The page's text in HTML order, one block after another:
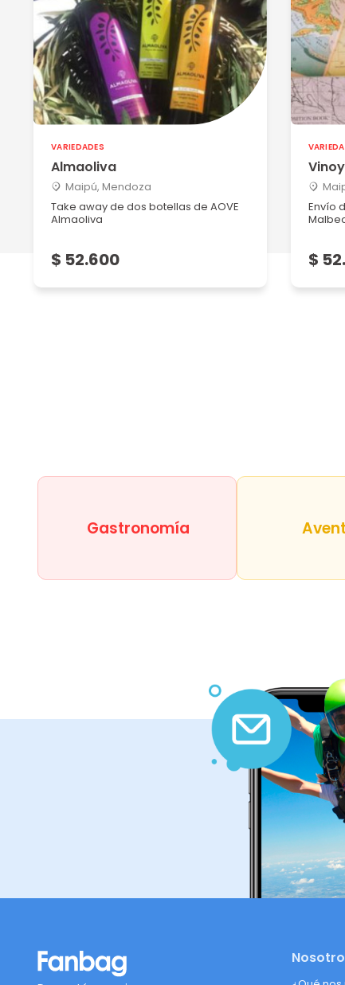
VARIEDADES
Almaoliva
Maipú, Mendoza
Take away de dos botellas de AOVE
Almaoliva
$ 52.600
Envío
$
Gastronomía